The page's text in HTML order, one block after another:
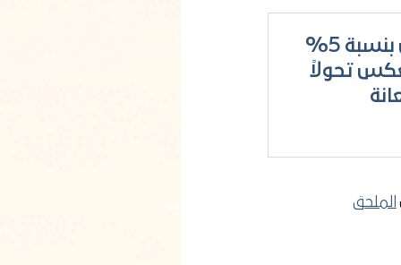
انخفض عدد الموظفين الخارجيين بنسبة 5%
يعكس تحولاً
الملحق